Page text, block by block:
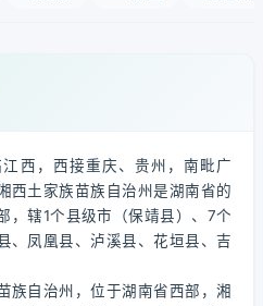
西，西接重庆、贵州，南毗广
西土家族苗族自治州是湖南省的
，辖1个县级市（保靖县）、7个
、凤凰县、泸溪县、花垣县、吉
族自治州，位于湖南省西部，湘